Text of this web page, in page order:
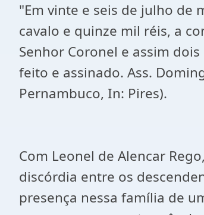
"Em vinte e seis de julho de
cavalo e quinze mil réis, a
Senhor Coronel e assim
feito e assinado. Ass.
Pernambuco, In: Pires).
Com Leonel de Alencar
discórdia entre os
presença nessa família de